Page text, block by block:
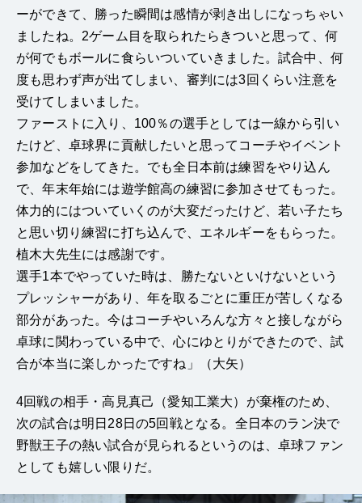
ーができて、勝った瞬間は感情が剥き出しになっちゃい
ましたね。2ゲーム目を取られたらきついと思って、何
が何でもボールに食らいついていきました。試合中、何
度も思わず声が出てしまい、審判には3回くらい注意を
受けてしまいました。
ファーストに入り、100％の選手としては一線から引い
たけど、卓球界に貢献したいと思ってコーチやイベント
参加などをしてきた。でも全日本前は練習をやり込ん
で、年末年始には遊学館高の練習に参加させてもった。
体力的にはついていくのが大変だったけど、若い子たち
と思い切り練習に打ち込んで、エネルギーをもらった。
植木大先生には感謝です。
選手1本でやっていた時は、勝たないといけないという
プレッシャーがあり、年を取るごとに重圧が苦しくなる
部分があった。今はコーチやいろんな方々と接しながら
卓球に関わっている中で、心にゆとりができたので、試
合が本当に楽しかったですね」（大矢）
4回戦の相手・高見真己（愛知工業大）が棄権のため、
次の試合は明日28日の5回戦となる。全日本のラン決で
野獣王子の熱い試合が見られるというのは、卓球ファン
としても嬉しい限りだ。